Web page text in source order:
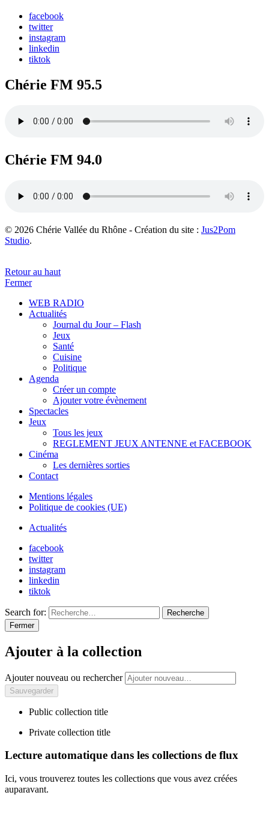
facebook
twitter
instagram
linkedin
tiktok
Chérie FM 95.5
Chérie FM 94.0
© 2026 Chérie Vallée du Rhône - Création du site : Jus2Pom
Studio.
Retour au haut
Fermer
WEB RADIO
Actualités
Journal du Jour – Flash
Jeux
Santé
Cuisine
Politique
Agenda
Créer un compte
Ajouter votre évènement
Spectacles
Jeux
Tous les jeux
REGLEMENT JEUX ANTENNE et FACEBOOK
Cinéma
Les dernières sorties
Contact
Mentions légales
Politique de cookies (UE)
Actualités
facebook
twitter
instagram
linkedin
tiktok
Search for:
Recherche
Fermer
Ajouter à la collection
Ajouter nouveau ou rechercher
Public collection title
Private collection title
Lecture automatique dans les collections de flux
Ici, vous trouverez toutes les collections que vous avez créées
auparavant.